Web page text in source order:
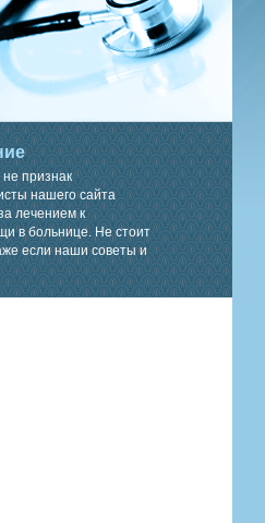
признак
нашего сайта
лечением к
в больнице. Не стоит
если наши советы и